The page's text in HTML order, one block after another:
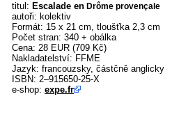
titul: Escalade en Drôme provençale
autoři: kolektiv
Formát: 15 x 21 cm, tloušťka 2,3 cm
Počet stran: 340 + obálka
Cena: 28 EUR (709 Kč)
Nakladatelství: FFME
Jazyk: francouzsky, částčně anglicky
ISBN: 2–915650-25-X
e-shop: expe.fr